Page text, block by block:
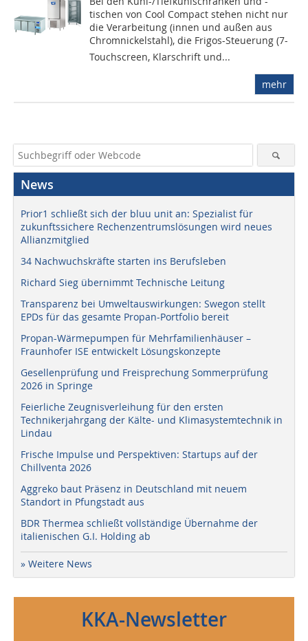
tischen von Cool Compact stehen nicht nur
die Verarbeitung (innen und außen aus
Chromnickelstahl), die Frigos-Steuerung (7-
Touchscreen, Klarschrift und...
mehr
News
Prior1 schließt sich der bluu unit an: Spezialist für
zukunftssichere Rechenzentrumslösungen wird neues
Allianzmitglied
34 Nachwuchskräfte starten ins Berufsleben
Richard Sieg übernimmt Technische Leitung
Transparenz bei Umweltauswirkungen: Swegon stellt
EPDs für das gesamte Propan-Portfolio bereit
Propan-Wärmepumpen für Mehrfamilienhäuser –
Fraunhofer ISE entwickelt Lösungskonzepte
Gesellenprüfung und Freisprechung Sommerprüfung
2026 in Springe
Feierliche Zeugnisverleihung für den ersten
Technikerjahrgang der Kälte- und Klimasystemtechnik in
Lindau
Frische Impulse und Perspektiven: Startups auf der
Chillventa 2026
Aggreko baut Präsenz in Deutschland mit neuem
Standort in Pfungstadt aus
BDR Thermea schließt vollständige Übernahme der
italienischen G.I. Holding ab
» Weitere News
KKA-Newsletter